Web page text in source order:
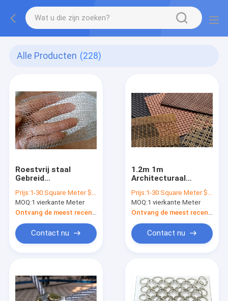
Alle Producten (228)
Roestvrij staal
Gebreid
0.10mm 0.45mm
Draaddiameter
Prijs:1-30 Square Meter $5/Square Meter >30 Square Meters $3/Square Meter
MOQ:1 vierkante Meter
Contact nu
1.2m 1m
Architecturaal
Coated Corrosion
Resistance
Prijs:1-30 Square Meter $5/Square Meter >30 Square Meters $3/Square Meter
MOQ:1 vierkante Meter
Contact nu